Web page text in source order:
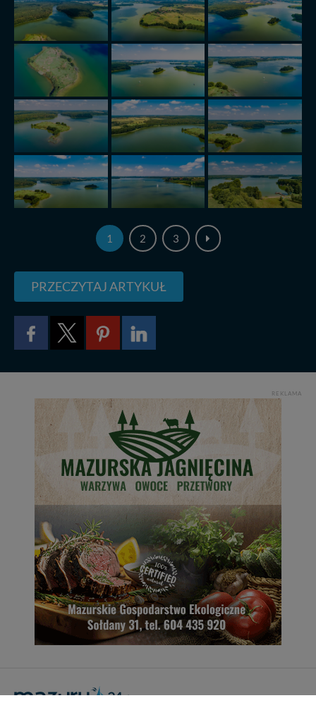
1 2 3
PRZECZYTAJ ARTYKUŁ
REKLAMA
serwisu wRegulaminie Serwisu.
Administratorem Twoich danych jest: Agencja
Reklamowa Kreacja Monika Borkowska, z siedzibą ul.
Wiejska 17, 11-500 Giżycko. Możesz z nami
skontaktować się za pośrednictwem tej
strony.
W każdej chwili możesz: zażądać dostępu do swoich
danych, zażądać ich poprawienia lub usunięcia,
zabronić ich przetwarzania. Pamiętaj jednak, że nie
zawsze jest możliwe techniczne zrealizowanie Twoich
praw w odniesieniu do informacji zawartych w plikach
cookies. Twoja przeglądarka umożliwia Ci skasowanie
tych plików - w pewnych przypadkach nie możemy tego
zrobić za Ciebie.
Dziękujemy, i życzmy miłego odkrywania Mazur na